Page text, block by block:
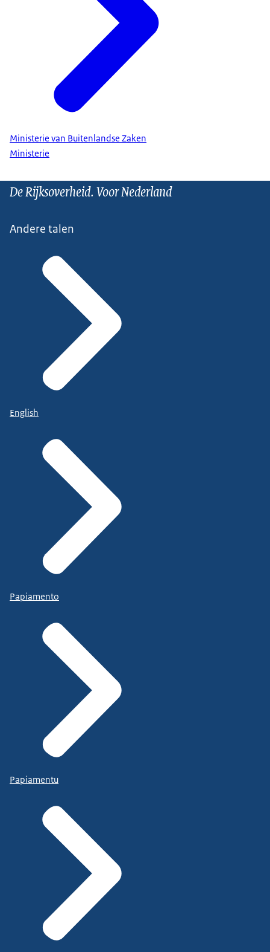
Ministerie van Buitenlandse Zaken
Ministerie
De Rijksoverheid. Voor Nederland
Andere talen
English
Papiamento
Papiamentu